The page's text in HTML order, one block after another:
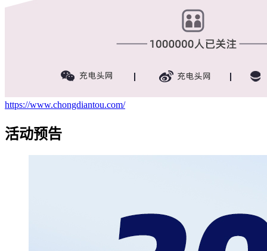
https://www.chongdiantou.com/
活动预告